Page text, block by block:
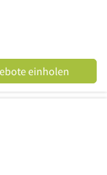
einholen